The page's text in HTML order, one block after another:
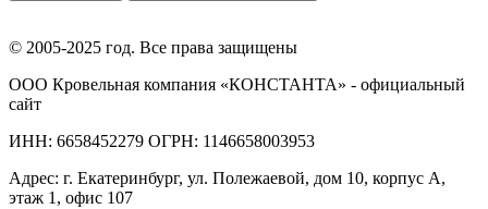
© 2005-2025 год. Все права защищены
ООО Кровельная компания «КОНСТАНТА» - официальный
сайт
ИНН: 6658452279 ОГРН: 1146658003953
Адрес: г. Екатеринбург, ул. Полежаевой, дом 10, корпус А,
этаж 1, офис 107